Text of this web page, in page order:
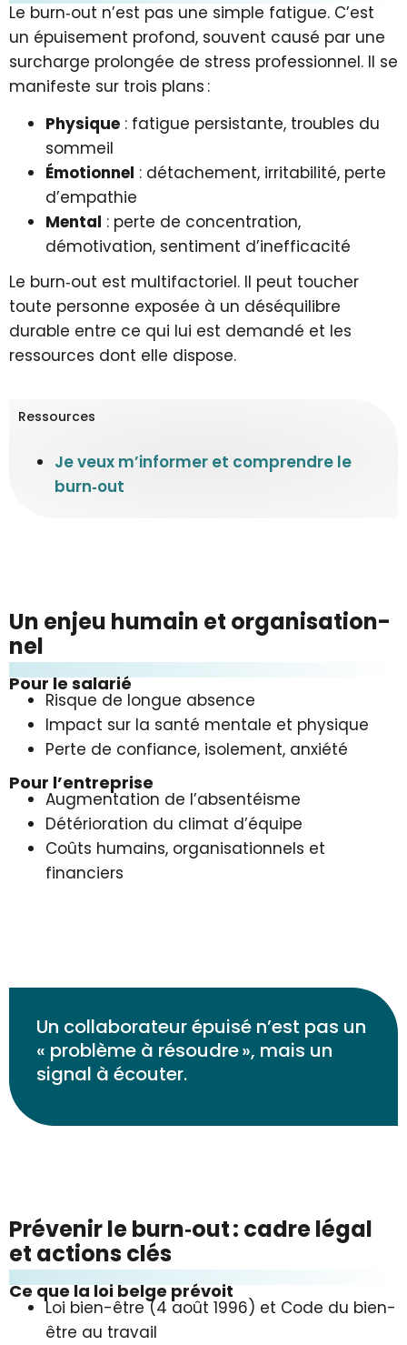
Le burn‑out n’est pas une simple fatigue. C’est
un épuisement profond, souvent causé par une
surcharge prolongée de stress professionnel. Il se
manifeste sur trois plans :
Physique : fatigue persistante, troubles du
sommeil
Émotionnel : détachement, irritabilité, perte
d’empathie
Mental : perte de concentration,
démotivation, sentiment d’inefficacité
Le burn‑out est multifactoriel. Il peut toucher
toute personne exposée à un déséquilibre
durable entre ce qui lui est demandé et les
ressources dont elle dispose.
Ressources
Je veux m’informer et comprendre le
burn‑out
Un en­jeu hu­main et or­ga­ni­sa­tion­
nel
Pour le salarié
Risque de longue absence
Impact sur la santé mentale et physique
Perte de confiance, isolement, anxiété
Pour l’entreprise
Augmentation de l’absentéisme
Détérioration du climat d’équipe
Coûts humains, organisationnels et
financiers
Un collaborateur épuisé n’est pas un
« problème à résoudre », mais un
signal à écouter.
Prévenir le burn‑out : cadre légal
et actions clés
Ce que la loi belge prévoit
Loi bien-être (4 août 1996) et Code du bien-
être au travail